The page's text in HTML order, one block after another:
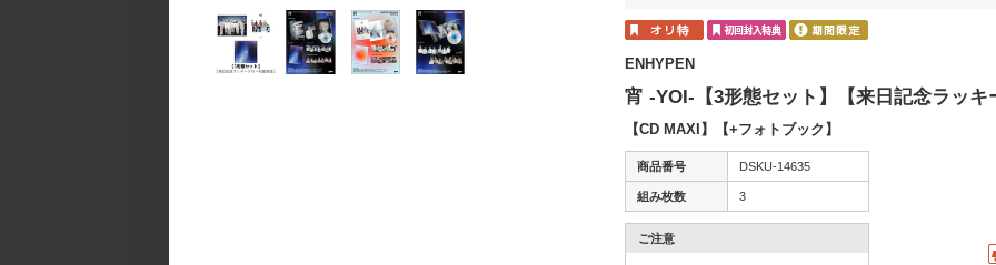
ENHYPEN
宵 -YOI-【3形態セット】【来日記念ラッキ
【CD MAXI】【+フォトブック】
商品番号 DSKU-14635
組み枚数 3
ご注意